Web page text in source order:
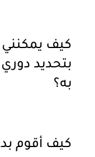
كيف
بتحديد دوري
به؟
كيف أقوم